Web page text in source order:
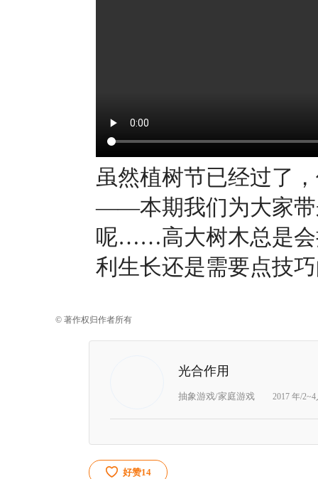
虽然植树节已经过了
——本期我们为大家带
呢……高大树木总是会
利生长还是需要点技
© 著作权归作者所有
光合作用
抽象游戏/家庭游戏 2017 年/
好赞14